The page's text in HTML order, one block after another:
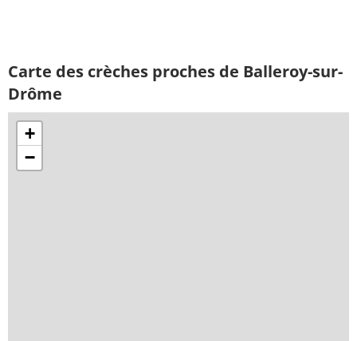
Carte des crèches proches de Balleroy-sur-
Drôme
+
−